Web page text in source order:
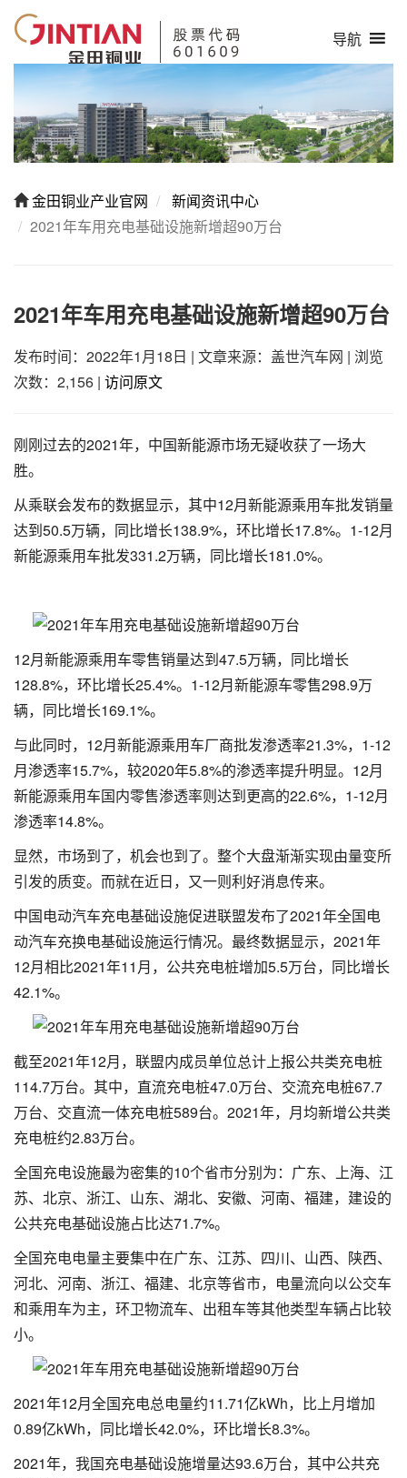
导航
金田铜业产业官网
新闻资讯中心
2021年车用充电基础设施新增超90万台
2021年车用充电基础设施新增超90万台
发布时间：2022年1月18日 | 文章来源：盖世汽车网 | 浏览
次数：2,156 | 访问原文
刚刚过去的2021年，中国新能源市场无疑收获了一场大
胜。
从乘联会发布的数据显示，其中12月新能源乘用车批发销量
达到50.5万辆，同比增长138.9%，环比增长17.8%。1-12月
新能源乘用车批发331.2万辆，同比增长181.0%。
12月新能源乘用车零售销量达到47.5万辆，同比增长
128.8%，环比增长25.4%。1-12月新能源车零售298.9万
辆，同比增长169.1%。
与此同时，12月新能源乘用车厂商批发渗透率21.3%，1-12
月渗透率15.7%，较2020年5.8%的渗透率提升明显。12月
新能源乘用车国内零售渗透率则达到更高的22.6%，1-12月
渗透率14.8%。
显然，市场到了，机会也到了。整个大盘渐渐实现由量变所
引发的质变。而就在近日，又一则利好消息传来。
中国电动汽车充电基础设施促进联盟发布了2021年全国电
动汽车充换电基础设施运行情况。最终数据显示，2021年
12月相比2021年11月，公共充电桩增加5.5万台，同比增长
42.1%。
截至2021年12月，联盟内成员单位总计上报公共类充电桩
114.7万台。其中，直流充电桩47.0万台、交流充电桩67.7
万台、交直流一体充电桩589台。2021年，月均新增公共类
充电桩约2.83万台。
全国充电设施最为密集的10个省市分别为：广东、上海、江
苏、北京、浙江、山东、湖北、安徽、河南、福建，建设的
公共充电基础设施占比达71.7%。
全国充电电量主要集中在广东、江苏、四川、山西、陕西、
河北、河南、浙江、福建、北京等省市，电量流向以公交车
和乘用车为主，环卫物流车、出租车等其他类型车辆占比较
小。
2021年12月全国充电总电量约11.71亿kWh，比上月增加
0.89亿kWh，同比增长42.0%，环比增长8.3%。
2021年，我国充电基础设施增量达93.6万台，其中公共充